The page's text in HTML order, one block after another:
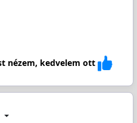
nézem, kedvelem ott